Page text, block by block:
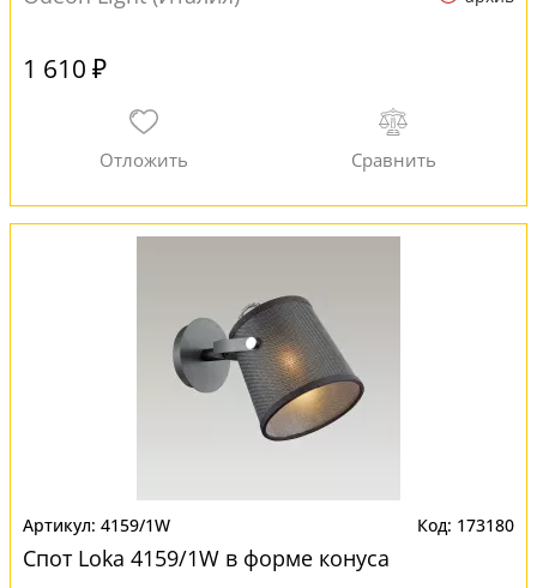
1 610 ₽
4159/1W 173180
Спот Loka 4159/1W в форме конуса